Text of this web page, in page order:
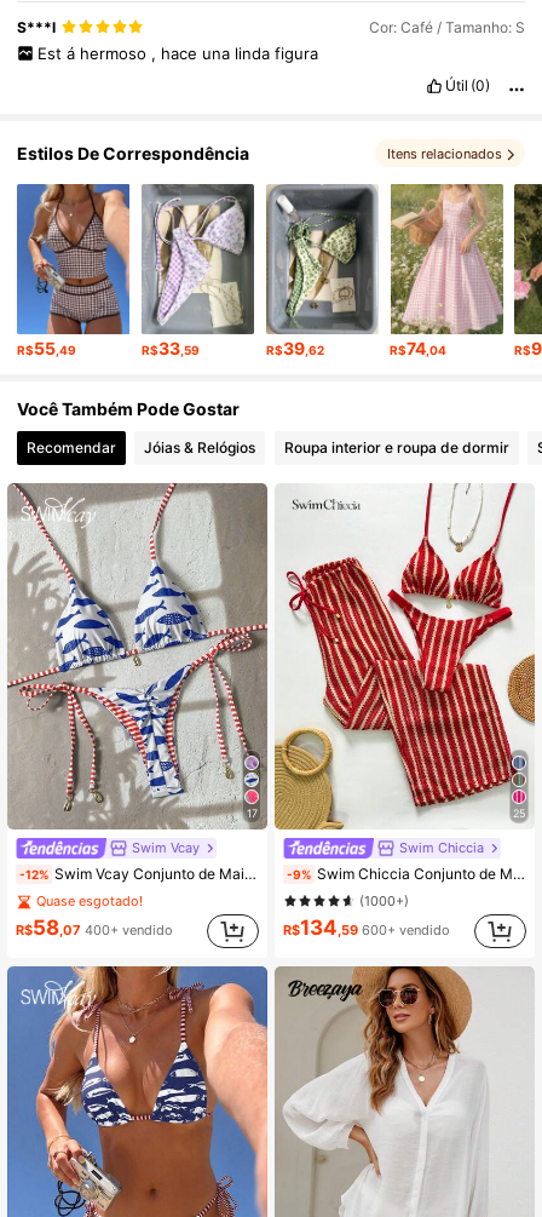
4,90 598K Seguidores
S***l Cor: Café / Tamanho: S
Est á hermoso , hace una linda figura
Útil (0)
Estilos De Correspondência Itens relacionados
R$55 ,49 R$33 ,59 R$39,62 R$74 ,04 R$
Você Também Pode Gostar
Recomendar Jóias & Relógios Roupa interior e roupa de dormir
17
Swim Vcay
-12% Swim Vcay Conjunto de Maiô Bikini Estampa de Peixe para Férias de Primavera, Praia, Banho de Sol, Conjunto de Maiô Bikini de 2 Peças para Mulheres, Maiô Zestiva Conjunto de Maiô Bikini Zebra Yummy Control
Quase esgotado!
R$58,07 400+ vendido
25
Swim Chiccia
-9% Swim Chiccia Conjunto de Maiô Bikini Listrado Contrastante Feminino
(1000+)
R$134,59 600+ vendido